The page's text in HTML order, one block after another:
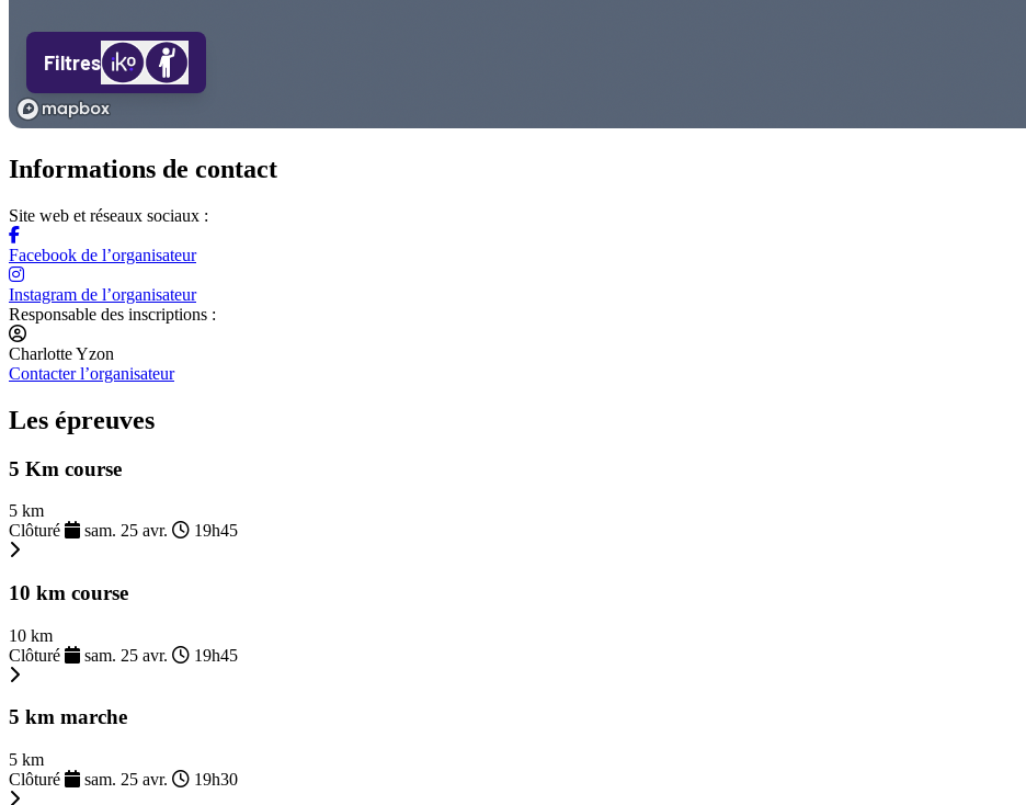
Informations de contact
Site web et réseaux sociaux :
Facebook de l’organisateur
Instagram de l’organisateur
Responsable des inscriptions :
Charlotte Yzon
Contacter l’organisateur
Les épreuves
5 Km course
5 km
Clôturé
sam. 25 avr. 19h45
10 km course
10 km
Clôturé
sam. 25 avr. 19h45
5 km marche
5 km
Clôturé
sam. 25 avr. 19h30